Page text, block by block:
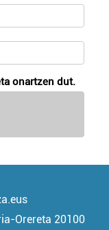
onartzen dut.
Orereta 20100